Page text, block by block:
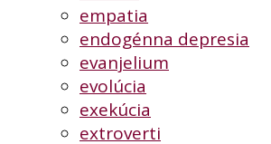
empatia
endogénna depresia
evanjelium
evolúcia
exekúcia
extroverti